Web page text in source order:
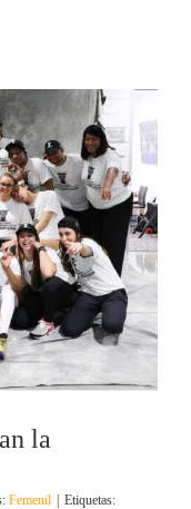
la
Femenil | Etiquetas: